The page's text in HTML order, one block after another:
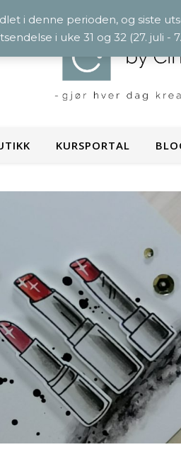
KURSPORTAL
i denne perioden, og siste
i uke 31 og 32 (27. juli -